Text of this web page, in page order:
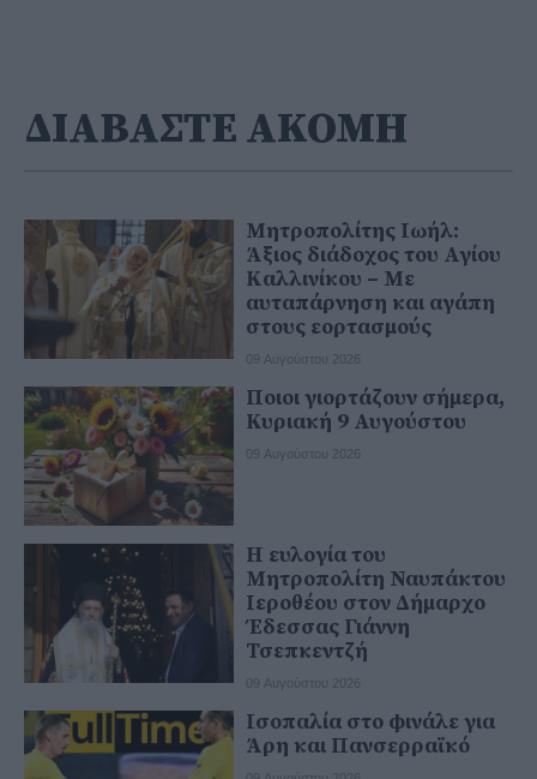
ΔΙΑΒΑΣΤΕ ΑΚΟΜΗ
Μητροπολίτης Ιωήλ:
Άξιος διάδοχος του Αγίου
Καλλινίκου – Με
αυταπάρνηση και αγάπη
στους εορτασμούς
09 Αυγούστου 2026
Ποιοι γιορτάζουν σήμερα,
Κυριακή 9 Αυγούστου
09 Αυγούστου 2026
Η ευλογία του
Μητροπολίτη Ναυπάκτου
Ιεροθέου στον Δήμαρχο
Έδεσσας Γιάννη
Τσεπκεντζή
09 Αυγούστου 2026
Ισοπαλία στο φινάλε για
Άρη και Πανσερραϊκό